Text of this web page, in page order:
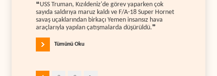
❝USS Truman, Kızıldeniz'de görev yaparken çok
sayıda saldırıya maruz kaldı ve F/A-18 Super Hornet
savaş uçaklarından birkaçı Yemen insansız hava
araçlarıyla yapılan çatışmalarda düşürüldü.❞
Tümünü Oku